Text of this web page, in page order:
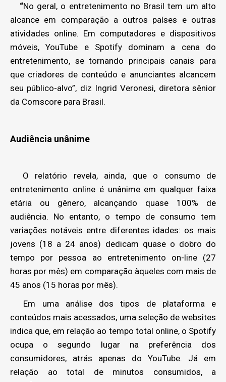
“No geral, o entretenimento no Brasil tem um alto
alcance em comparação a outros países e outras
atividades online. Em computadores e dispositivos
móveis, YouTube e Spotify dominam a cena do
entretenimento, se tornando principais canais para
que criadores de conteúdo e anunciantes alcancem
seu público-alvo”, diz Ingrid Veronesi, diretora sênior
da Comscore para Brasil.
Audiência unânime
O relatório revela, ainda, que o consumo de
entretenimento online é unânime em qualquer faixa
etária ou gênero, alcançando quase 100% de
audiência. No entanto, o tempo de consumo tem
variações notáveis entre diferentes idades: os mais
jovens (18 a 24 anos) dedicam quase o dobro do
tempo por pessoa ao entretenimento on-line (27
horas por mês) em comparação àqueles com mais de
45 anos (15 horas por mês).
Em uma análise dos tipos de plataforma e
conteúdos mais acessados, uma seleção de websites
indica que, em relação ao tempo total online, o Spotify
ocupa o segundo lugar na preferência dos
consumidores, atrás apenas do YouTube. Já em
relação ao total de minutos consumidos, a